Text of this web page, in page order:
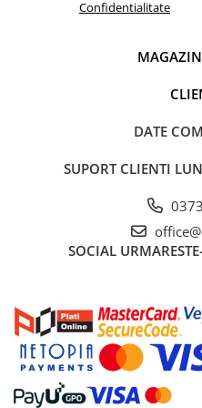
industriale
Pompe pentru piscine
Motopompe
Vase de expansiune pentru
Echipamente de filtrare si
dedurizare apa
Contoare de apa - Apometre
Camine apometru
Confidentialitate
DATE
SUPORT CLIENTI
SOCIAL